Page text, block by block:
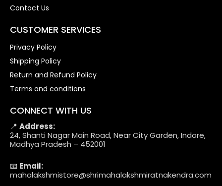
Contact Us
CUSTOMER SERVICES
Privacy Policy
Shipping Policy
Return and Refund Policy
Terms and conditions
CONNECT WITH US
📍 Address:
24, Shanti Nagar Main Road, Near City Garden, Indore,
Madhya Pradesh – 452001
📧 Email:
mahalakshmistore@shrimahalakshmiratnakendra.com